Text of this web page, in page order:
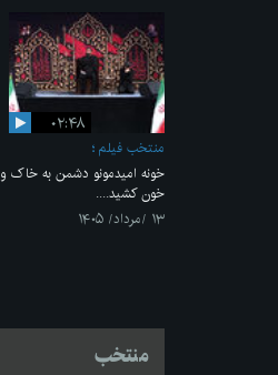
۰۲:۴۸
منتخب فیلم
خونه امیدمونو دشمن به خاک و
خون کشید....
۱۳ /مرداد/ ۱۴۰۵
منتخب